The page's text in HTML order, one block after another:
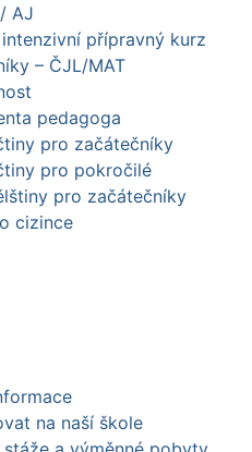
AJ
přípravný kurz
– ČJL/MAT
pedagoga
pro začátečníky
pro pokročilé
pro začátečníky
cizince
na naší škole